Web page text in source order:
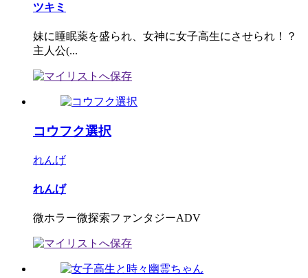
ツキミ
妹に睡眠薬を盛られ、女神に女子高生にさせられ！？
主人公(...
コウフク選択
れんげ
れんげ
微ホラー微探索ファンタジーADV